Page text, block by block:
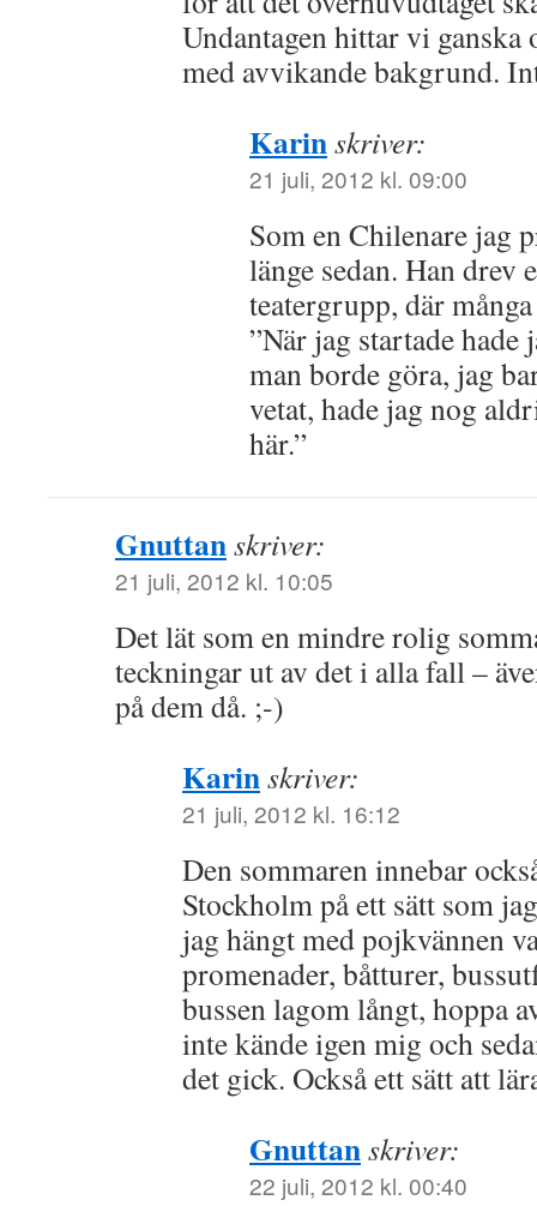
Undantagen hittar vi
med avvikande bakgrund.
Karinskriver:
21 juli, 2012 kl. 09:00
Som en Chilenare jag
länge sedan. Han drev
teatergrupp, där
”När jag startade
man borde göra, jag
vetat, hade jag nog
här.”
Gnuttanskriver:
21 juli, 2012 kl. 10:05
Det lät som en mindre rolig
teckningar ut av det i alla fall –
på dem då. ;-)
Karinskriver:
21 juli, 2012 kl. 16:12
Den sommaren innebar
Stockholm på ett sätt som
jag hängt med pojkvännen
promenader, båtturer,
bussen lagom långt, hoppa
inte kände igen mig och
det gick. Också ett sätt att
Gnuttanskriver:
22 juli, 2012 kl. 00:40